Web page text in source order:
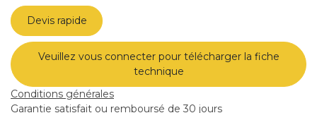
Devis rapide
Veuillez vous connecter pour télécharger la fiche
technique
Conditions générales
Garantie satisfait ou remboursé de 30 jours